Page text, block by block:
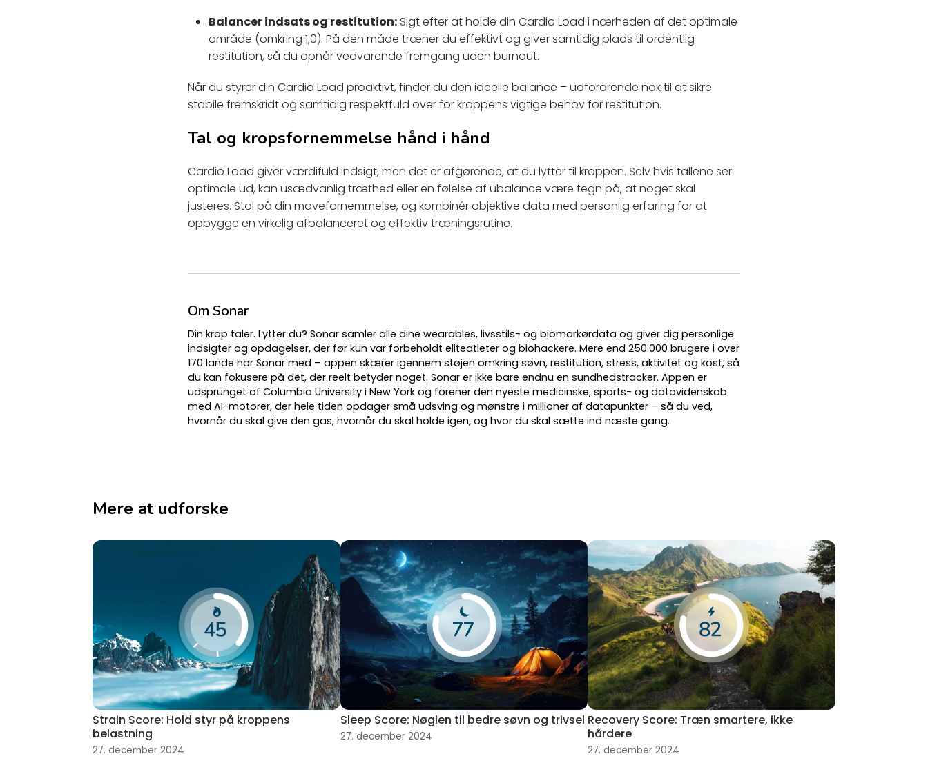
Balancer indsats og restitution: Sigt efter at holde din Cardio Load i nærheden af det optimale
område (omkring 1,0). På den måde træner du effektivt og giver samtidig plads til ordentlig
restitution, så du opnår vedvarende fremgang uden burnout.
Når du styrer din Cardio Load proaktivt, finder du den ideelle balance – udfordrende nok til at sikre
stabile fremskridt og samtidig respektfuld over for kroppens vigtige behov for restitution.
Tal og kropsfornemmelse hånd i hånd
Cardio Load giver værdifuld indsigt, men det er afgørende, at du lytter til kroppen. Selv hvis tallene ser
optimale ud, kan usædvanlig træthed eller en følelse af ubalance være tegn på, at noget skal
justeres. Stol på din mavefornemmelse, og kombinér objektive data med personlig erfaring for at
opbygge en virkelig afbalanceret og effektiv træningsrutine.
Om Sonar
Din krop taler. Lytter du? Sonar samler alle dine wearables, livsstils- og biomarkørdata og giver dig personlige
indsigter og opdagelser, der før kun var forbeholdt eliteatleter og biohackere. Mere end 250.000 brugere i over
170 lande har Sonar med – appen skærer igennem støjen omkring søvn, restitution, stress, aktivitet og kost, så
du kan fokusere på det, der reelt betyder noget. Sonar er ikke bare endnu en sundhedstracker. Appen er
udsprunget af Columbia University i New York og forener den nyeste medicinske, sports- og datavidenskab
med AI-motorer, der hele tiden opdager små udsving og mønstre i millioner af datapunkter – så du ved,
hvornår du skal give den gas, hvornår du skal holde igen, og hvor du skal sætte ind næste gang.
Mere at udforske
Strain Score: Hold styr på kroppens
belastning
27. december 2024
Sleep Score: Nøglen til bedre søvn og trivsel
27. december 2024
Recovery Score: Træn smartere, ikke
hårdere
27. december 2024